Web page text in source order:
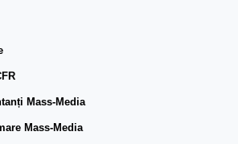
Mass-Media
Mass-Media